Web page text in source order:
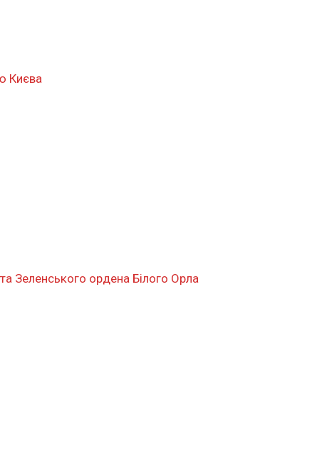
Києва
Зеленського ордена Білого Орла